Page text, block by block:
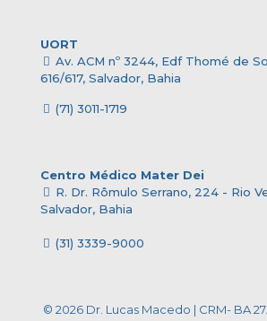
UORT
Av. ACM nº 3244, Edf Thomé de
616/617, Salvador, Bahia
(71) 3011-1719
Centro Médico Mater Dei
R. Dr. Rômulo Serrano, 224 - Rio
Salvador, Bahia
(31) 3339-9000
© 2026 Dr. Lucas Macedo | CRM- BA